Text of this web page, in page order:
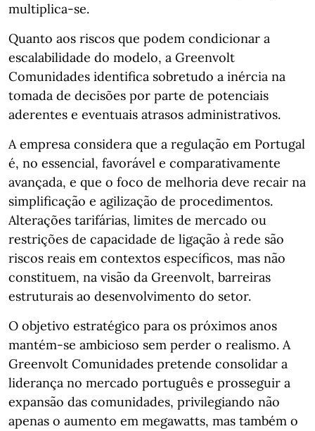
multiplica‑se.
Quanto aos riscos que podem condicionar a
escalabilidade do modelo, a Greenvolt
Comunidades identifica sobretudo a inércia na
tomada de decisões por parte de potenciais
aderentes e eventuais atrasos administrativos.
A empresa considera que a regulação em Portugal
é, no essencial, favorável e comparativamente
avançada, e que o foco de melhoria deve recair na
simplificação e agilização de procedimentos.
Alterações tarifárias, limites de mercado ou
restrições de capacidade de ligação à rede são
riscos reais em contextos específicos, mas não
constituem, na visão da Greenvolt, barreiras
estruturais ao desenvolvimento do setor.
O objetivo estratégico para os próximos anos
mantém‑se ambicioso sem perder o realismo. A
Greenvolt Comunidades pretende consolidar a
liderança no mercado português e prosseguir a
expansão das comunidades, privilegiando não
apenas o aumento em megawatts, mas também o